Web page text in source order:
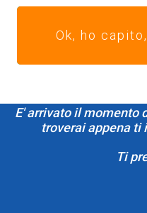
Ok, ho
E' arrivato il momento
troverai appena ti
Ti